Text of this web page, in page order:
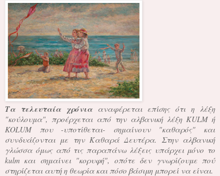
Τα τελευταία χρόνιααναφέρεται επίσης ότι η λέξη
"κούλουμα", προέρχεται από την αλβανική λέξη KULM ή
KOLUM που -υποτίθεται- σημαίνουν "καθαρός" και
συνδυάζονται με την Καθαρά Δευτέρα. Στην αλβανική
γλώσσα όμως από τις παραπάνω λέξεις υπάρχει μόνο το
kulm και σημαίνει "κορυφή", οπότε δεν γνωρίζουμε πού
στηρίζεται αυτή η θεωρία και πόσο βάσιμη μπορεί να είναι.